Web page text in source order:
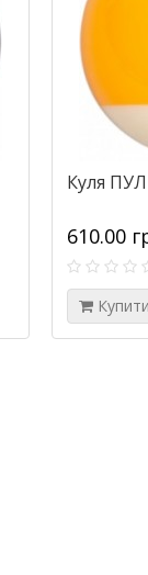
Куля
610.00
Купити